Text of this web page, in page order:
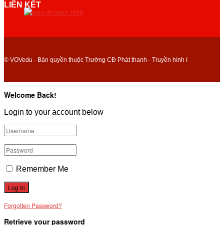
LIÊN KẾT
© VOVedu - Bản quyền thuộc Trường CĐ Phát thanh - Truyền hình I
Welcome Back!
Login to your account below
Remember Me
Forgotten Password?
Retrieve your password